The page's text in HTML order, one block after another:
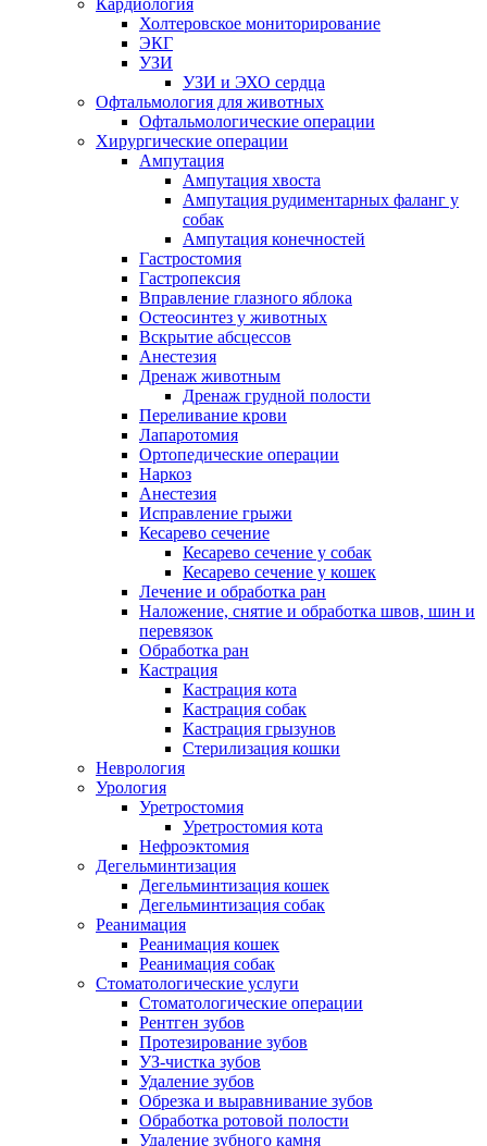
Кардиология
Холтеровское мониторирование
ЭКГ
УЗИ
УЗИ и ЭХО сердца
Офтальмология для животных
Офтальмологические операции
Хирургические операции
Ампутация
Ампутация хвоста
Ампутация рудиментарных фаланг у
собак
Ампутация конечностей
Гастростомия
Гастропексия
Вправление глазного яблока
Остеосинтез у животных
Вскрытие абсцессов
Анестезия
Дренаж животным
Дренаж грудной полости
Переливание крови
Лапаротомия
Ортопедические операции
Наркоз
Анестезия
Исправление грыжи
Кесарево сечение
Кесарево сечение у собак
Кесарево сечение у кошек
Лечение и обработка ран
Наложение, снятие и обработка швов, шин и
перевязок
Обработка ран
Кастрация
Кастрация кота
Кастрация собак
Кастрация грызунов
Стерилизация кошки
Неврология
Урология
Уретростомия
Уретростомия кота
Нефроэктомия
Дегельминтизация
Дегельминтизация кошек
Дегельминтизация собак
Реанимация
Реанимация кошек
Реанимация собак
Стоматологические услуги
Стоматологические операции
Рентген зубов
Протезирование зубов
УЗ-чистка зубов
Удаление зубов
Обрезка и выравнивание зубов
Обработка ротовой полости
Удаление зубного камня